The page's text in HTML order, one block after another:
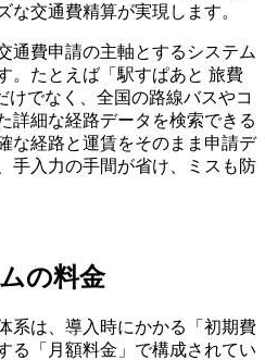
な交通費精算が実現します。
通費申請の主軸とするシステム
。たとえば「駅すぱあと 旅費
けでなく、全国の路線バスやコ
詳細な経路データを検索できる
な経路と運賃をそのまま申請デ
手入力の手間が省け、ミスも防
の料金
系は、導入時にかかる「初期費
る「月額料金」で構成されてい